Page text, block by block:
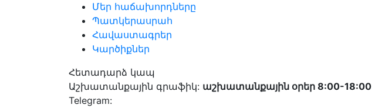
Մեր հաճախորդները
Պատկերասրահ
Հավաստագրեր
Կարծիքներ
Հետադարձ կապ
Աշխատանքային գրաֆիկ: աշխատանքային օրեր 8:00-18:00
Telegram: